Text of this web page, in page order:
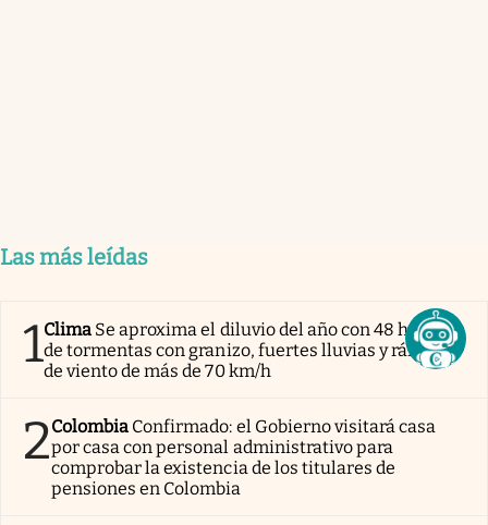
Las más leídas
1Clima Se aproxima el diluvio del año con 48 horas
de tormentas con granizo, fuertes lluvias y ráfagas
de viento de más de 70 km/h
2Colombia Confirmado: el Gobierno visitará casa
por casa con personal administrativo para
comprobar la existencia de los titulares de
pensiones en Colombia